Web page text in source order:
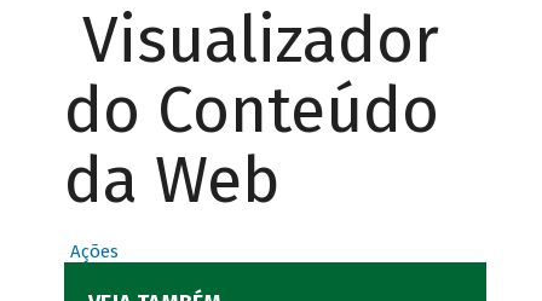
Visualizador
do Conteúdo
da Web
Ações